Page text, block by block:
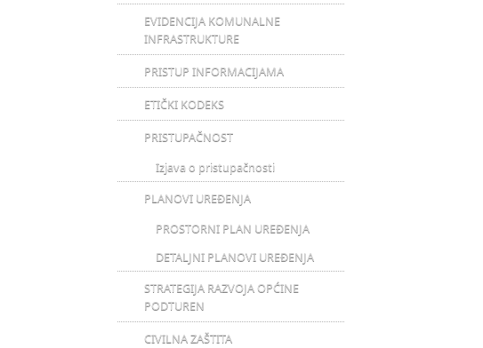
EVIDENCIJA KOMUNALNE
INFRASTRUKTURE
PRISTUP INFORMACIJAMA
ETIČKI KODEKS
PRISTUPAČNOST
Izjava o pristupačnosti
PLANOVI UREĐENJA
PROSTORNI PLAN UREĐENJA
DETALJNI PLANOVI UREĐENJA
STRATEGIJA RAZVOJA OPĆINE
PODTUREN
CIVILNA ZAŠTITA